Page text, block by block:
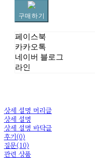
구매하기
페이스북
카카오톡
네이버 블로그
라인
상세 설명 머리글
상세 설명
상세 설명 바닥글
후기(0)
질문(10)
관련 상품